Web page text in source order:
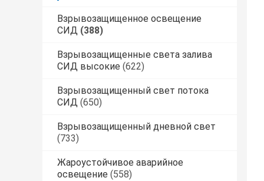
Взрывозащищенное освещение
СИД (388)
Взрывозащищенные света залива
СИД высокие (622)
Взрывозащищенный свет потока
СИД (650)
Взрывозащищенный дневной свет
(733)
Жароустойчивое аварийное
освещение (558)